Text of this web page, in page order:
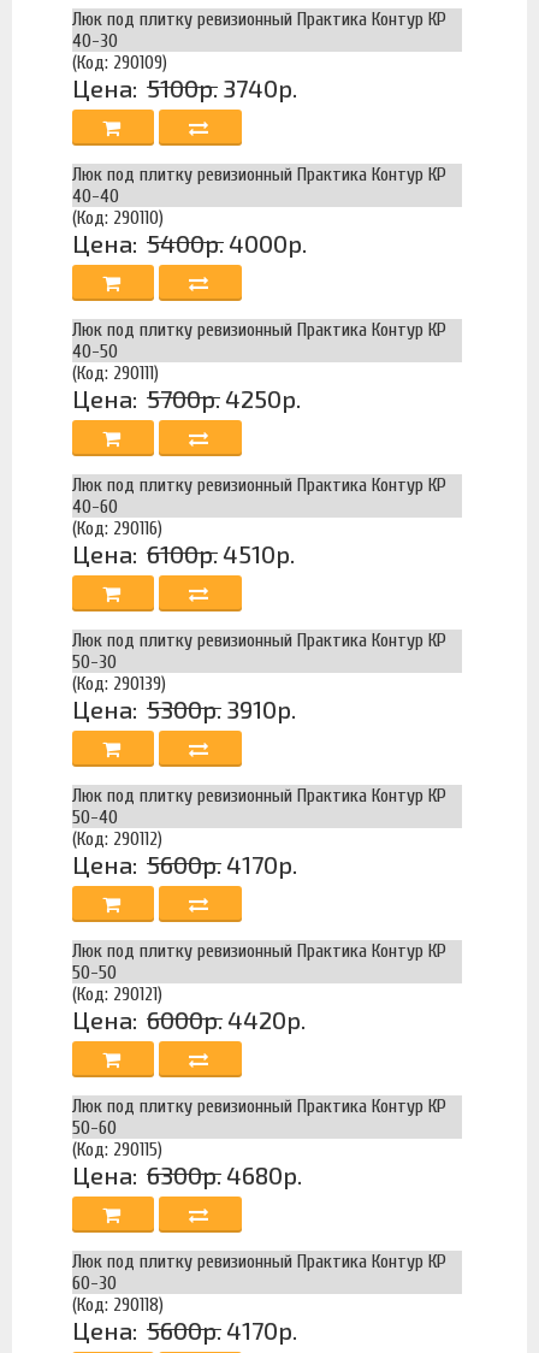
Люк под плитку ревизионный Практика Контур КР
40-30
(Код: 290109)
Цена: 5100р. 3740р.
Люк под плитку ревизионный Практика Контур КР
40-40
(Код: 290110)
Цена: 5400р. 4000р.
Люк под плитку ревизионный Практика Контур КР
40-50
(Код: 290111)
Цена: 5700р. 4250р.
Люк под плитку ревизионный Практика Контур КР
40-60
(Код: 290116)
Цена: 6100р. 4510р.
Люк под плитку ревизионный Практика Контур КР
50-30
(Код: 290139)
Цена: 5300р. 3910р.
Люк под плитку ревизионный Практика Контур КР
50-40
(Код: 290112)
Цена: 5600р. 4170р.
Люк под плитку ревизионный Практика Контур КР
50-50
(Код: 290121)
Цена: 6000р. 4420р.
Люк под плитку ревизионный Практика Контур КР
50-60
(Код: 290115)
Цена: 6300р. 4680р.
Люк под плитку ревизионный Практика Контур КР
60-30
(Код: 290118)
Цена: 5600р. 4170р.